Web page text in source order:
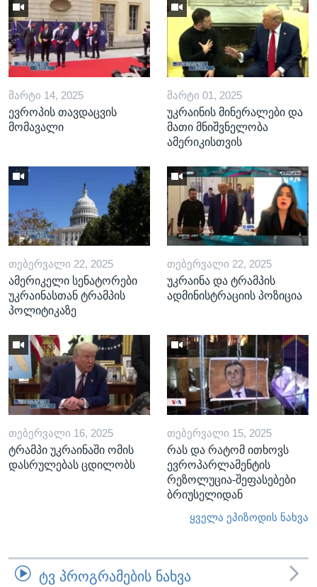
ᲛᲐᲠᲢᲘ 14, 2025
ევროპის თავდაცვის
მომავალი
ᲛᲐᲠᲢᲘ 01, 2025
უკრაინის მინერალები და
მათი მნიშვნელობა
ამერიკისთვის
ᲗᲔᲑᲔᲠᲕᲐᲚᲘ 22, 2025
ამერიკელი სენატორები
უკრაინასთან ტრამპის
პოლიტიკაზე
ᲗᲔᲑᲔᲠᲕᲐᲚᲘ 22, 2025
უკრაინა და ტრამპის
ადმინისტრაციის პოზიცია
ᲗᲔᲑᲔᲠᲕᲐᲚᲘ 16, 2025
ტრამპი უკრაინაში ომის
დასრულებას ცდილობს
ᲗᲔᲑᲔᲠᲕᲐᲚᲘ 15, 2025
რას და რატომ ითხოვს
ევროპარლამენტის
რეზოლუცია-შეფასებები
ბრიუსელიდან
ყველა ეპიზოდის ნახვა
ᲢᲕ ᲞᲠᲝᲒᲠᲐᲛᲔᲑᲘᲡ ᲜᲐᲮᲕᲐ